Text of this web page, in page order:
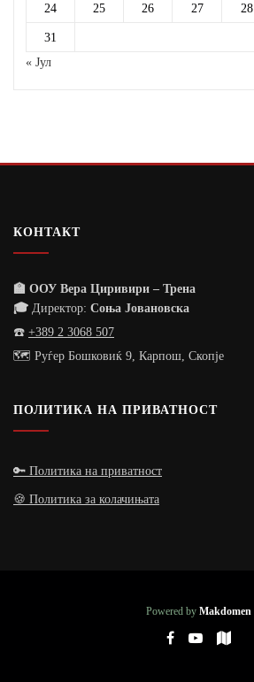
24 25 26 27 28
31
« Јул
КОНТАКТ
🏫 ООУ Вера Циривири – Трена
🎓 Директор: Соња Јовановска
☎️ +389 2 3068 507
🗺️ Руѓер Бошковиќ 9, Карпош, Скопје
ПОЛИТИКА НА ПРИВАТНОСТ
🔑 Политика на приватност
🍪 Политика за колачињата
Powered by Makdomen